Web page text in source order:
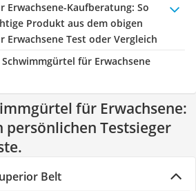
Erwachsene-Kaufberatung: So
Produkt aus dem obigen
Erwachsene Test oder Vergleich
für Erwachsene
für Erwachsene:
persönlichen Testsieger
Belt